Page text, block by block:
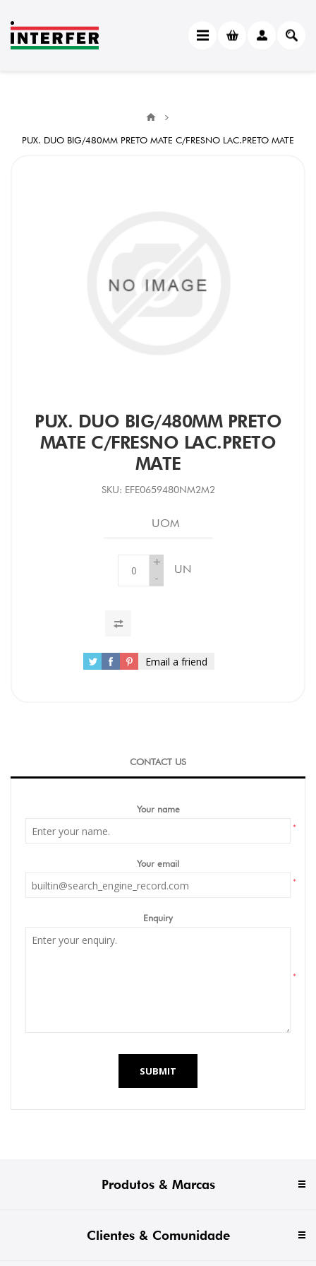
PUX. DUO BIG/480MM PRETO MATE C/FRESNO LAC.PRETO MATE
PUX. DUO BIG/480MM PRETO
MATE C/FRESNO LAC.PRETO
MATE
SKU: EFE0659480NM2M2
UOM
+
-
UN
Email a friend
CONTACT US
Your name
*
Your email
*
Enquiry
*
SUBMIT
Produtos & Marcas
Clientes & Comunidade